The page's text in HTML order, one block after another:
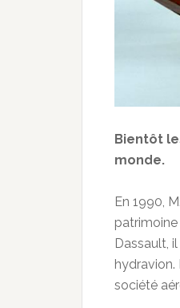
Bientôt
monde.
En 1990,
patrimoine
Dassault,
hydravion.
société